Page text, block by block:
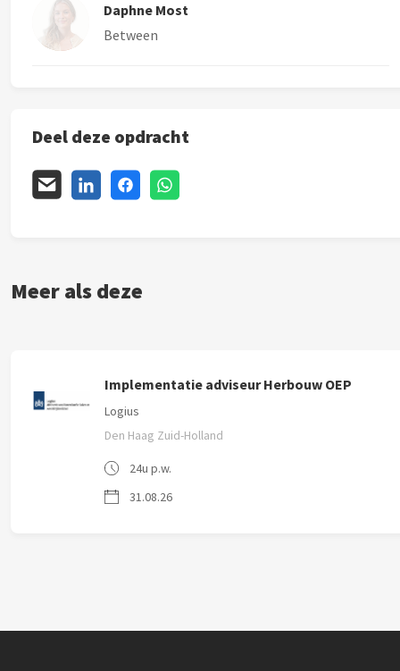
Daphne Most
Between
Deel deze opdracht
Meer als deze
Implementatie adviseur Herbouw OEP
Logius
Den Haag Zuid-Holland
24u p.w.
31.08.26